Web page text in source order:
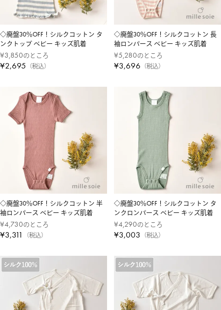
◇廃盤30％OFF！シルクコットン タ
ンクトップ ベビー キッズ肌着
¥3,850のところ
¥2,695 税込
◇廃盤30％OFF！シルクコットン 長
袖ロンパース ベビー キッズ肌着
¥5,280のところ
¥3,696 税込
◇廃盤30％OFF！シルクコットン 半
袖ロンパース ベビー キッズ肌着
¥4,730のところ
¥3,311 税込
◇廃盤30％OFF！シルクコットン タ
ンクロンパース ベビー キッズ肌着
¥4,290のところ
¥3,003 税込